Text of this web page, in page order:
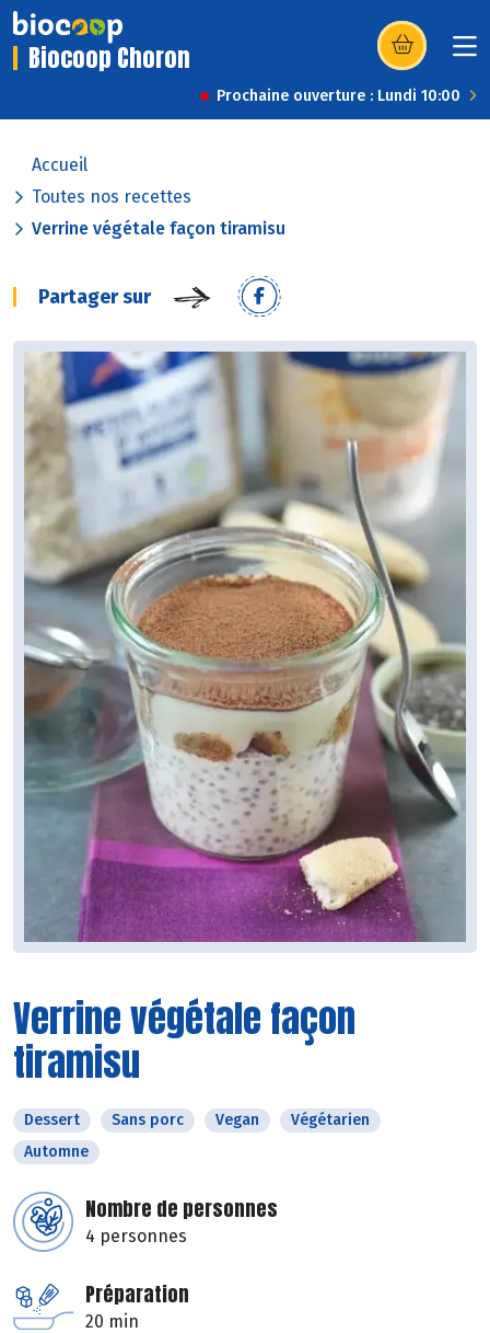
Biocoop Choron (s’ouvre dans
Prochaine ouverture : Lundi 10:00
Accueil
Toutes nos recettes
Verrine végétale façon tiramisu
Partager sur
Verrine végétale façon
tiramisu
Dessert Sans porc Vegan
Végétarien
Automne
Nombre de personnes
4 personnes
Préparation
20 min